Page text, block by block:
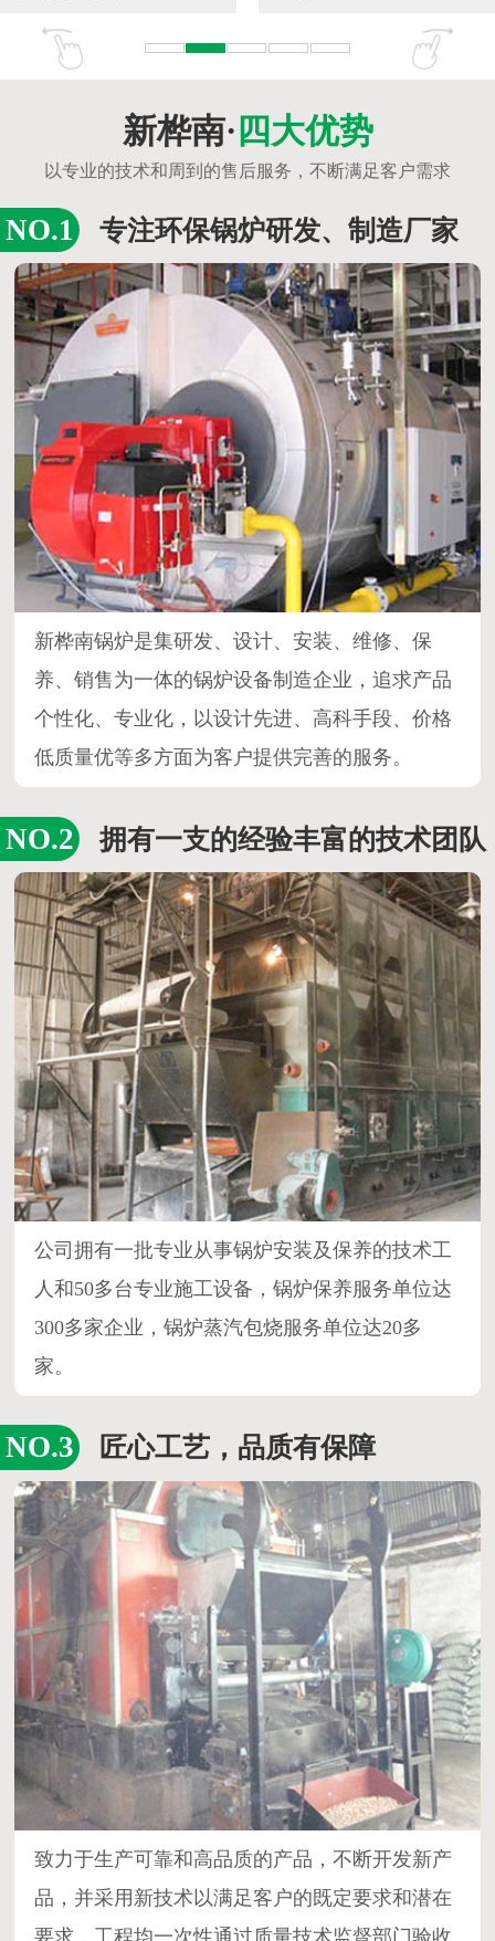
DZG型蒸汽锅炉 WWW型往复炉排蒸汽...
新桦南·四大优势
以专业的技术和周到的售后服务，不断满足客户需求
专注环保锅炉研发、制造厂家
新桦南锅炉是集研发、设计、安装、维修、保
养、销售为一体的锅炉设备制造企业，追求产品
个性化、专业化，以设计先进、高科手段、价格
低质量优等多方面为客户提供完善的服务。
拥有一支的经验丰富的技术团队
公司拥有一批专业从事锅炉安装及保养的技术工
人和50多台专业施工设备，锅炉保养服务单位达
300多家企业，锅炉蒸汽包烧服务单位达20多
家。
匠心工艺，品质有保障